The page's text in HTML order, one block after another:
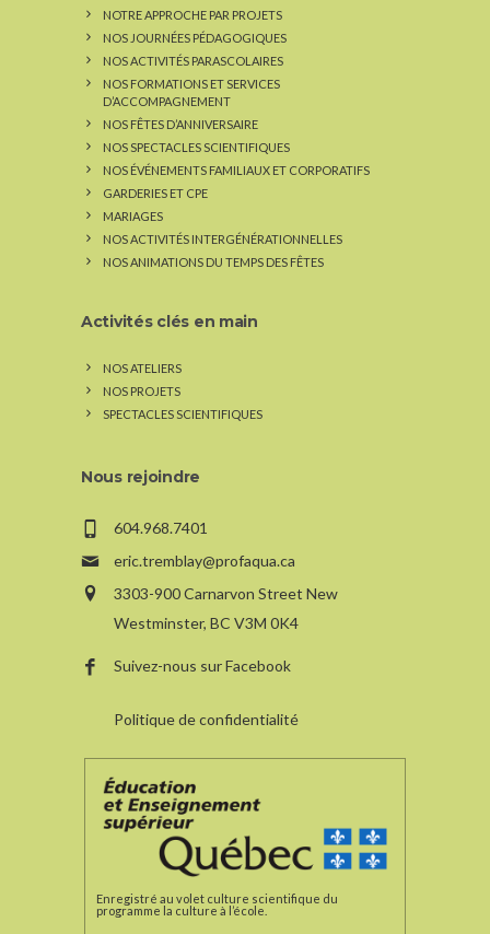
NOTRE APPROCHE PAR PROJETS
NOS JOURNÉES PÉDAGOGIQUES
NOS ACTIVITÉS PARASCOLAIRES
NOS FORMATIONS ET SERVICES
D’ACCOMPAGNEMENT
NOS FÊTES D’ANNIVERSAIRE
NOS SPECTACLES SCIENTIFIQUES
NOS ÉVÉNEMENTS FAMILIAUX ET CORPORATIFS
GARDERIES ET CPE
MARIAGES
NOS ACTIVITÉS INTERGÉNÉRATIONNELLES
NOS ANIMATIONS DU TEMPS DES FÊTES
Activités clés en main
NOS ATELIERS
NOS PROJETS
SPECTACLES SCIENTIFIQUES
Nous rejoindre
604.968.7401
eric.tremblay@profaqua.ca
3303-900 Carnarvon Street New
Westminster, BC V3M 0K4
Suivez-nous sur Facebook
Politique de confidentialité
Enregistré au volet culture scientifique du
programme la culture à l’école.